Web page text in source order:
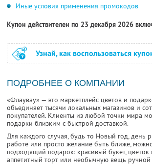
Иные условия применения промокодов
Купон действителен по 23 декабря 2026
Узнай, как воспользоваться
ПОДРОБНЕЕ О КОМПАНИИ
«Флаувау» — это маркетплейс цветов и
объединяет тысячи локальных магазинов и
покупателей. Клиенты из любой точки мира
подарки близким с быстрой доставкой.
Для каждого случая, будь то Новый год, день
работе или просто желание быть ближе,
подходящий подарок: красивый букет, цветок
аппетитный торт или необычную вещь